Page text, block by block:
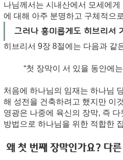
나님께서는 시내산에서 모세에
에 대해 아주 분명하고 구체적으
그러나 흥미롭게도 히브리서
히브리서 9장 8절에는 다음과 같
“첫 장막이 서 있을 동안에
처음에 하나님의 임재는 하나님
해 성전을 건축하려고 했지만 이
영광은 나중에 육신의 장막, 즉
방법으로 하나님을 위한 적합한
왜 첫 번째 장막인가요? 다